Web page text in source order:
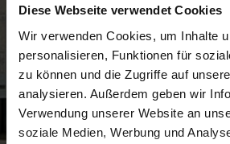
Diese Webseite verwendet Cookies
Wir verwenden Cookies, um Inhalte
personalisieren, Funktionen für
zu können und die Zugriffe auf
analysieren. Außerdem geben wir
Verwendung unserer Website an
soziale Medien, Werbung und